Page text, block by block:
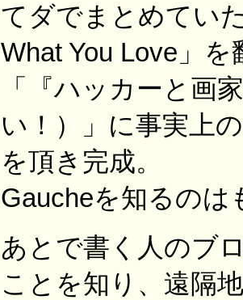
てダでまとめてい
What You Love」を
「『ハッカーと画
い！）」に事実上
を頂き完成。
Gaucheを知るのは
あとで書く人のブ
ことを知り、遠隔